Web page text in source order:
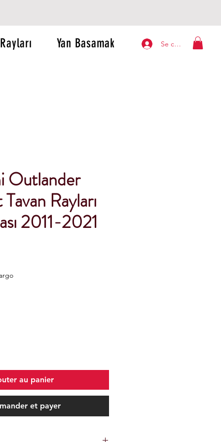
Se connecter
Yan Basamak
Outlander
Rayları
2011-2021
au panier
et payer